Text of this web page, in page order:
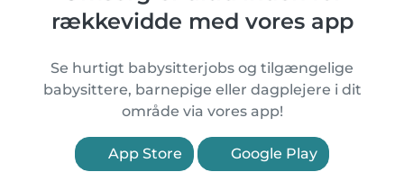
rækkevidde med vores app
Se hurtigt babysitterjobs og tilgængelige
babysittere, barnepige eller dagplejere i dit
område via vores app!
App Store Google Play